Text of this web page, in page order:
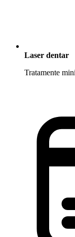
Laser dentar
Tratamente